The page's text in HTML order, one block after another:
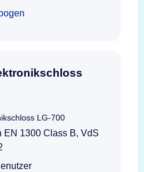
EN 1300 Class B, VdS